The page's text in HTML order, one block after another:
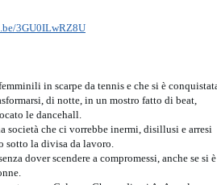
3GU0ILwRZ8U
in scarpe da tennis e che si è
di notte, in un mostro fatto di beat,
le dancehall.
società che ci vorrebbe inermi, disillusi e arresi
sotto la divisa da lavoro.
dover scendere a compromessi, anche se si è